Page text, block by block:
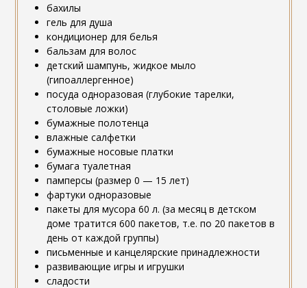
бахилы
гель для душа
кондиционер для белья
бальзам для волос
детский шампунь, жидкое мыло
(гипоаллергенное)
посуда одноразовая (глубокие тарелки,
столовые ложки)
бумажные полотенца
влажные салфетки
бумажные носовые платки
бумага туалетная
памперсы (размер 0 — 15 лет)
фартуки одноразовые
пакеты для мусора 60 л. (за месяц в детском
доме тратится 600 пакетов, т.е. по 20 пакетов в
день от каждой группы)
письменные и канцелярские принадлежности
развивающие игры и игрушки
сладости